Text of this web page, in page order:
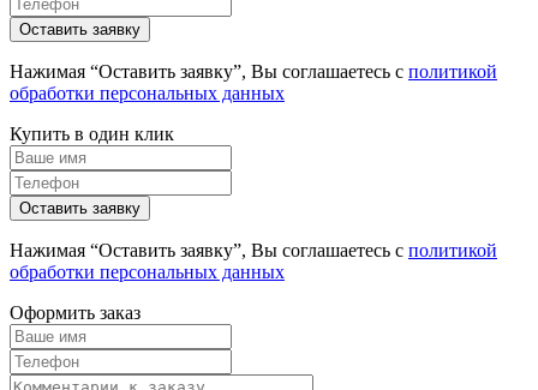
Нажимая “Оставить заявку”, Вы соглашаетесь с политикой
обработки персональных данных
Купить в один клик
Нажимая “Оставить заявку”, Вы соглашаетесь с политикой
обработки персональных данных
Оформить заказ